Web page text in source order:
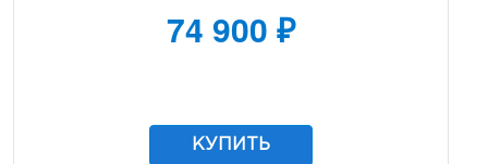
74 900 ₽
КУПИТЬ